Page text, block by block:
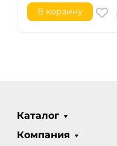
В корзину
Каталог
Компания